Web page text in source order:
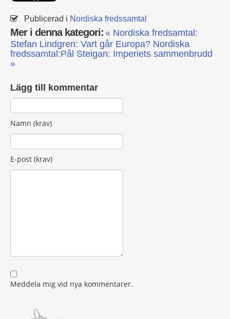
Publicerad i Nordiska fredssamtal
Mer i denna kategori: « Nordiska fredsamtal:
Stefan Lindgren: Vart går Europa? Nordiska
fredssamtal:Pål Steigan: Imperiets sammenbrudd
»
Lägg till kommentar
Namn (krav)
E-post (krav)
Meddela mig vid nya kommentarer.